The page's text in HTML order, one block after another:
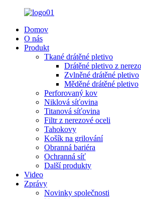
Domov
O nás
Produkt
Tkané drátěné pletivo
Drátěné pletivo z
Zvlněné drátěné pletivo
Měděné drátěné pletivo
Perforovaný kov
Niklová síťovina
Titanová síťovina
Filtr z nerezové oceli
Tahokovy
Košík na grilování
Obranná bariéra
Ochranná síť
Další produkty
Video
Zprávy
Novinky společnosti